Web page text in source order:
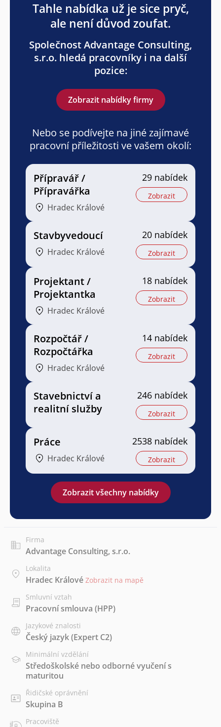
Tahle nabídka už je sice pryč,
ale není důvod zoufat.
Společnost Advantage Consulting,
s.r.o. hledá pracovníky i na další
pozice:
Zobrazit nabídky firmy
Nebo se podívejte na jiné zajímavé
pracovní příležitosti ve vašem okolí:
Přípravář /
Přípravářka
Hradec Králové
29 nabídek
Zobrazit
Stavbyvedoucí
Hradec Králové
20 nabídek
Zobrazit
Projektant /
Projektantka
Hradec Králové
18 nabídek
Zobrazit
Rozpočtář /
Rozpočtářka
Hradec Králové
14 nabídek
Zobrazit
Stavebnictví a
realitní služby
246 nabídek
Zobrazit
Práce
Hradec Králové
2538 nabídek
Zobrazit
Zobrazit všechny nabídky
Firma
Advantage Consulting, s.r.o.
Lokalita
Hradec Králové Zobrazit na mapě
Smluvní vztah
Pracovní smlouva (HPP)
Jazykové znalosti
Český jazyk(Expert C2)
Minimální vzdělání
Středoškolské nebo odborné vyučení s
maturitou
Řidičské oprávnění
Skupina B
Pracoviště